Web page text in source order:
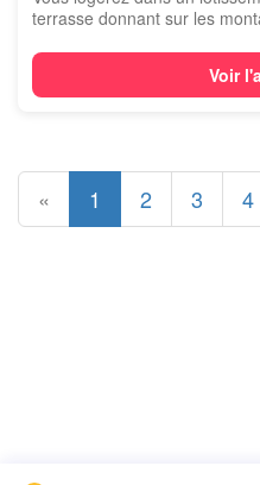
terrasse donnant sur les
Voir
« 1 2 3 4